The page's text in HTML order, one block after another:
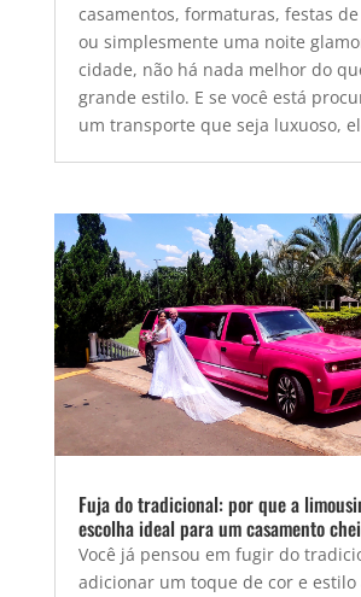
casamentos, formaturas, festas
ou simplesmente uma noite
cidade, não há nada melhor do
grande estilo. E se você está
um transporte que seja luxuoso,
Fuja do tradicional: por que a
escolha ideal para um casamento
Você já pensou em fugir do
adicionar um toque de cor e estilo